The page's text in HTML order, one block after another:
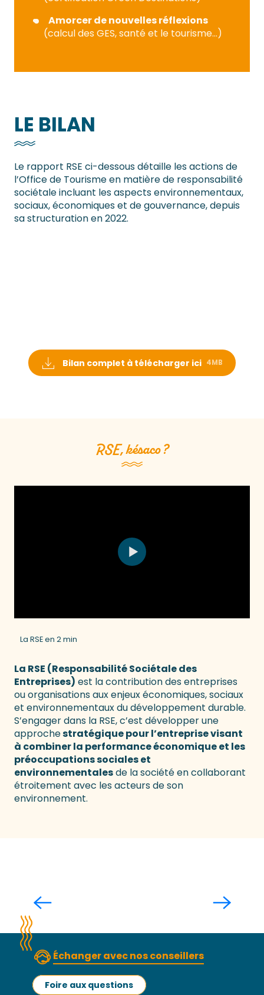
Amorcer de nouvelles réflexions
(calcul des GES, santé et le tourisme…)
LE BILAN
Le rapport RSE ci-dessous détaille les actions de
l’Office de Tourisme en matière de responsabilité
sociétale incluant les aspects environnementaux,
sociaux, économiques et de gouvernance, depuis
sa structuration en 2022.
Bilan complet à télécharger ici 4MB
RSE, késaco ?
La RSE en 2 min
La RSE (Responsabilité Sociétale des
Entreprises) est la contribution des entreprises
ou organisations aux enjeux économiques, sociaux
et environnementaux du développement durable.
S’engager dans la RSE, c’est développer une
approchestratégique pour l’entreprise visant
à combiner la performance économique et les
préoccupations sociales et
environnementalesde la société en collaborant
étroitement avec les acteurs de son
environnement.
Échanger avec nos conseillers
Foire aux questions